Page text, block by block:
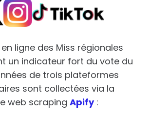
ligne des Miss régionales
un indicateur fort du vote du
de trois plateformes
sont collectées via la
web scrapingApify: